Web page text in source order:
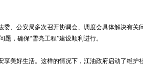
、公安局多次召开协调会、调度会具体解决有关
，确保“雪亮工程”建设顺利进行。
美好生活。这样的情况下，江油政府启动了维护